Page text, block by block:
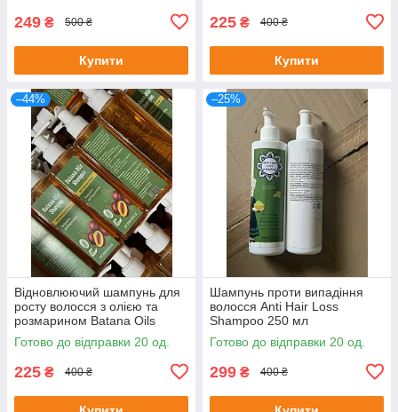
249 ₴ 500 ₴
Купити
225 ₴ 400 ₴
Купити
–44%
Відновлюючий шампунь для
росту волосся з олією та
розмарином Batana Oils
Shampoo 250 мл
Готово до відправки 20 од.
225 ₴ 400 ₴
–25%
Шампунь проти випадіння
волосся Anti Hair Loss
Shampoo 250 мл
Готово до відправки 20 од.
299 ₴ 400 ₴